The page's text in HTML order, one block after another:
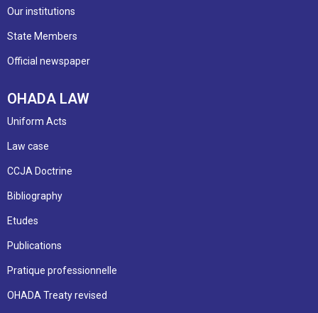
Our institutions
State Members
Official newspaper
OHADA LAW
Uniform Acts
Law case
CCJA Doctrine
Bibliography
Etudes
Publications
Pratique professionnelle
OHADA Treaty revised